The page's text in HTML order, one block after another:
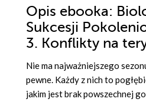
Opis ebooka:
Sukcesji
3. Konflikty na
Nie ma najważniejszego
pewne. Każdy z nich to
jakim jest brak powszechnej